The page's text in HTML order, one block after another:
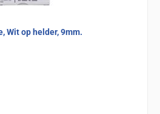
Wit op helder, 9mm.